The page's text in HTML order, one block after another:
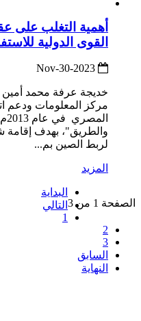
أهمية التغلب على
القوى الدولية
خديجة عرفة محمد أمين
مركز المعلومات ودعم
والطريق"، بهدف إقامة
لربط الصين بم...
المزيد
الصفحة 1 من 3
البداية
التالي
1
2
3
السابق
النهاية